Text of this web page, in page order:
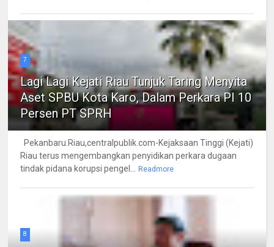
7
Lagi Lagi Kejati Riau Tunjuk Taring Menyita
Aset SPBU Kota Karo, Dalam Perkara PI 10
Persen PT SPRH
Pekanbaru.Riau,centralpublik.com-Kejaksaan Tinggi (Kejati)
Riau terus mengembangkan penyidikan perkara dugaan
tindak pidana korupsi pengel...
Readmore
8